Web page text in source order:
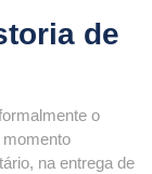
de
o
na entrega de